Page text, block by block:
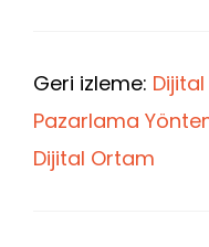
Geri izleme:
Pazarlama
Dijital Ortam